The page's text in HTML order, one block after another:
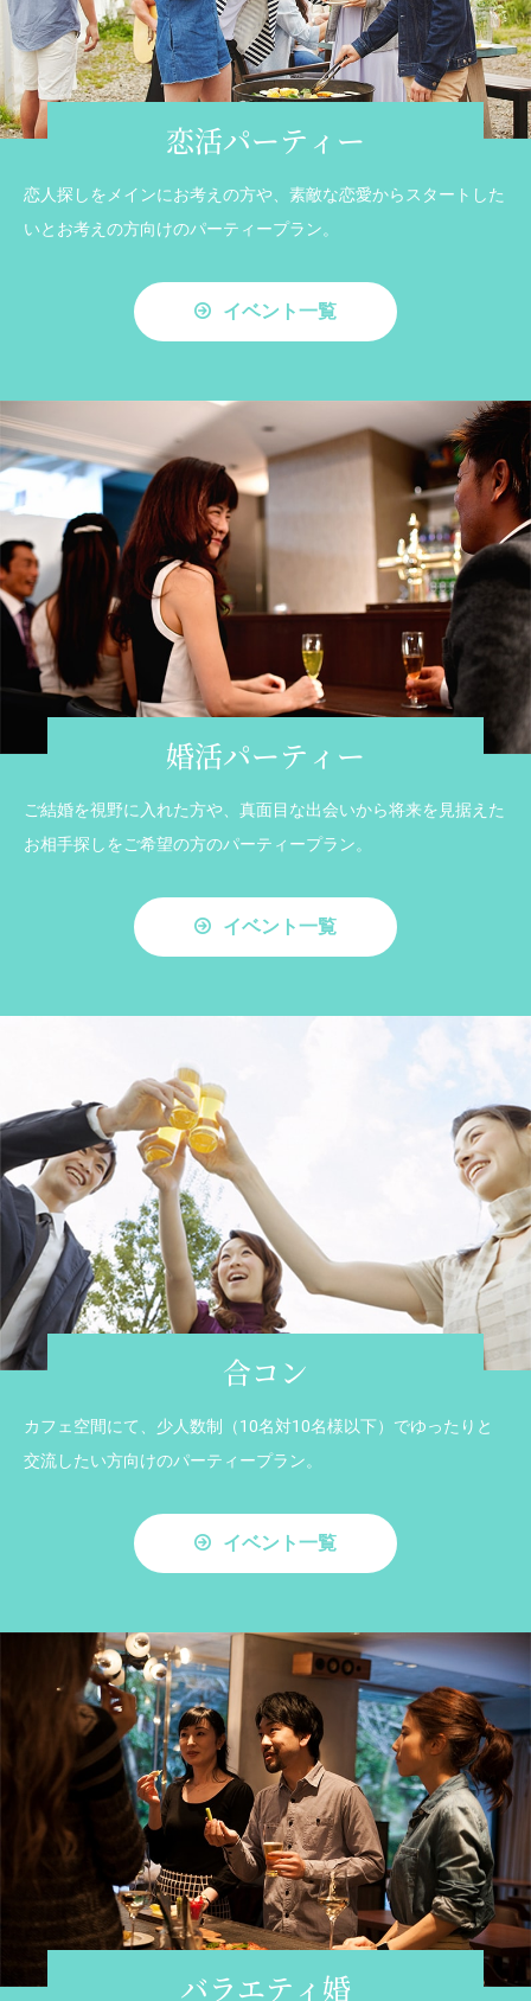
恋活パーティー
恋人探しをメインにお考えの方や、素敵な恋愛からスタートした
いとお考えの方向けのパーティープラン。
イベント一覧
婚活パーティー
ご結婚を視野に入れた方や、真面目な出会いから将来を見据えた
お相手探しをご希望の方のパーティープラン。
イベント一覧
合コン
カフェ空間にて、少人数制（10名対10名様以下）でゆったりと
交流したい方向けのパーティープラン。
イベント一覧
バラエティ婚